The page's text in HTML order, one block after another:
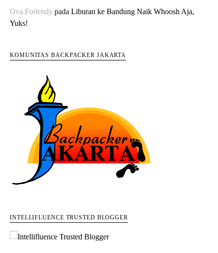
Ova Forlendy pada Liburan ke Bandung Naik Whoosh Aja,
Yuks!
KOMUNITAS BACKPACKER JAKARTA
INTELLIFLUENCE TRUSTED BLOGGER